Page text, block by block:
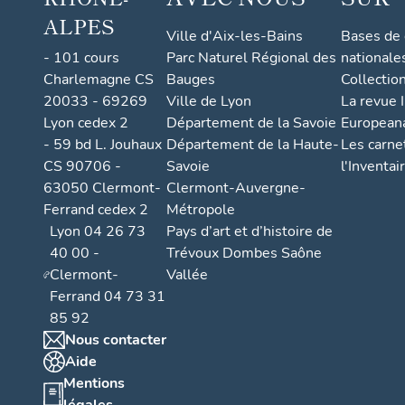
ALPES
- 101 cours
Charlemagne CS
20033 - 69269
Lyon cedex 2
- 59 bd L. Jouhaux
CS 90706 -
63050 Clermont-
Ferrand cedex 2
Lyon 04 26 73
40 00 -
Clermont-
Ferrand 04 73 31
85 92
Nous contacter
Aide
Mentions
Ville d'Aix-les-Bains
Parc Naturel Régional des
Bauges
Ville de Lyon
Département de la Savoie
Département de la Haute-
Savoie
Clermont-Auvergne-
Métropole
Pays d’art et d’histoire de
Trévoux Dombes Saône
Vallée
Bases
La revue
Les